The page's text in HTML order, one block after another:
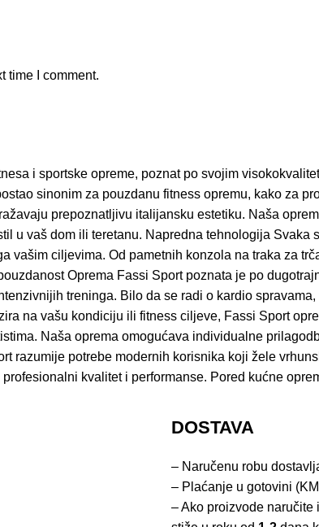
time I comment.
i sportske opreme, poznat po svojim
sinonim za pouzdanu fitness opremu, kako za
prepoznatljivu italijansku estetiku. Naša
u vaš dom ili teretanu. Napredna tehnologija
vašim ciljevima. Od pametnih konzola na traka za
Oprema Fassi Sport poznata je po
treninga. Bilo da se radi o kardio
na vašu kondiciju ili fitness ciljeve, Fassi Sport
Naša oprema omogućava individualne
razumije potrebe modernih korisnika koji žele
kvalitet i performanse. Pored kućne
DOSTAVA
– Naručenu robu
– Plaćanje u gotovini
– Ako proizvode naručite